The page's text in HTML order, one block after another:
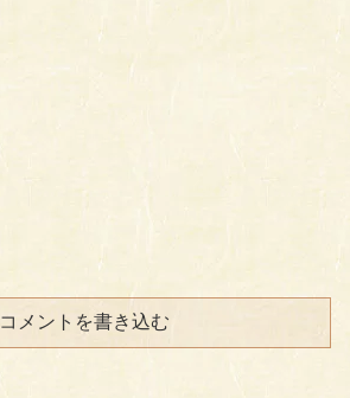
コメントを書き込む